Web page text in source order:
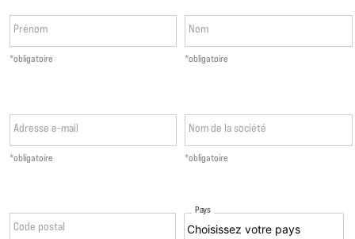
Prénom
*obligatoire
Nom
*obligatoire
Adresse e-mail
*obligatoire
Nom de la société
*obligatoire
Code postal
Pays